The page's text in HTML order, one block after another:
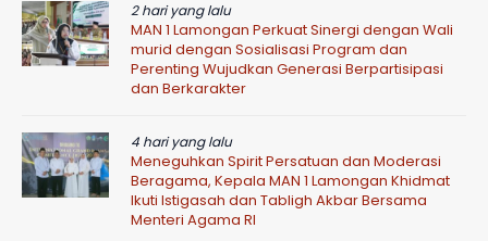
2 hari yang lalu
MAN 1 Lamongan Perkuat Sinergi dengan Wali
murid dengan Sosialisasi Program dan
Perenting Wujudkan Generasi Berpartisipasi
dan Berkarakter
4 hari yang lalu
Meneguhkan Spirit Persatuan dan Moderasi
Beragama, Kepala MAN 1 Lamongan Khidmat
Ikuti Istigasah dan Tabligh Akbar Bersama
Menteri Agama RI